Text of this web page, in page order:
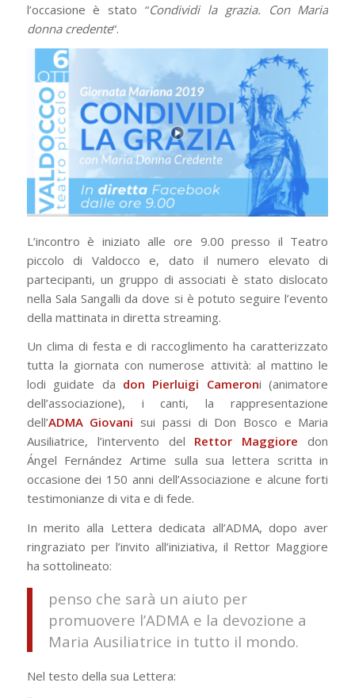
l’occasione è stato “Condividi la grazia. Con Maria
donna credente“.
L’incontro è iniziato alle ore 9.00 presso il Teatro
piccolo di Valdocco e, dato il numero elevato di
partecipanti, un gruppo di associati è stato dislocato
nella Sala Sangalli da dove si è potuto seguire l’evento
della mattinata in diretta streaming.
Un clima di festa e di raccoglimento ha caratterizzato
tutta la giornata con numerose attività: al mattino le
lodi guidate da don Pierluigi Cameroni (animatore
dell’associazione), i canti, la rappresentazione
dell’ADMA Giovani sui passi di Don Bosco e Maria
Ausiliatrice, l’intervento del Rettor Maggiore don
Ángel Fernández Artime sulla sua lettera scritta in
occasione dei 150 anni dell’Associazione e alcune forti
testimonianze di vita e di fede.
In merito alla Lettera dedicata all’ADMA, dopo aver
ringraziato per l’invito all’iniziativa, il Rettor Maggiore
ha sottolineato:
penso che sarà un aiuto per
promuovere l’ADMA e la devozione a
Maria Ausiliatrice in tutto il mondo.
Nel testo della sua Lettera: